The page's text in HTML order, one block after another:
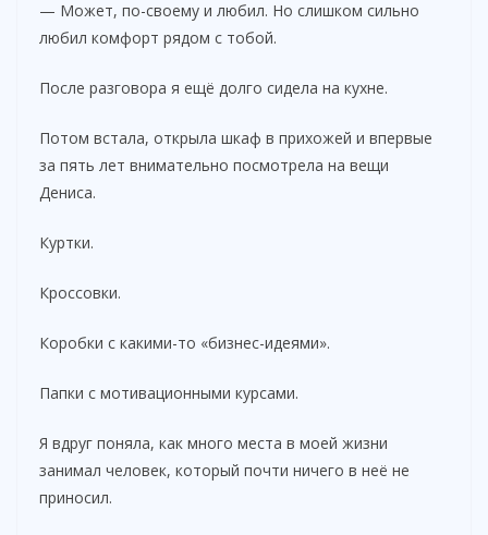
— Может, по-своему и любил. Но слишком сильно
любил комфорт рядом с тобой.
После разговора я ещё долго сидела на кухне.
Потом встала, открыла шкаф в прихожей и впервые
за пять лет внимательно посмотрела на вещи
Дениса.
Куртки.
Кроссовки.
Коробки с какими-то «бизнес-идеями».
Папки с мотивационными курсами.
Я вдруг поняла, как много места в моей жизни
занимал человек, который почти ничего в неё не
приносил.